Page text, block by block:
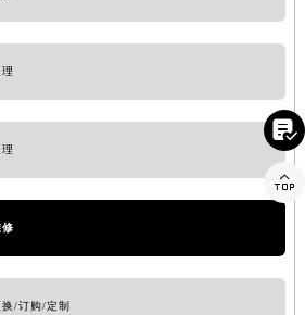
/订购/定制

